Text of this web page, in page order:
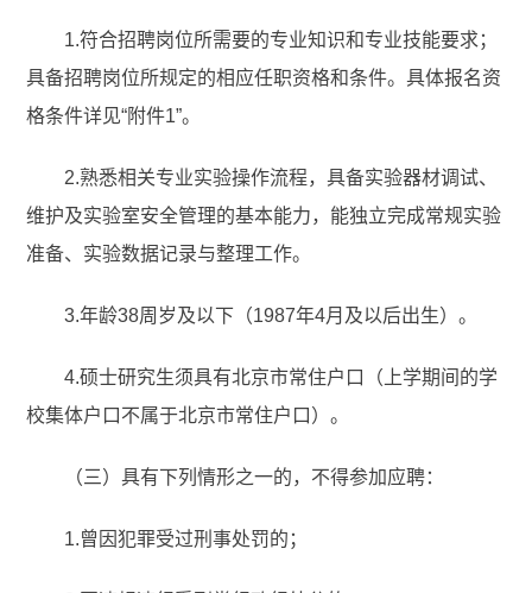
1.符合招聘岗位所需要的专业知识和专业技能要求；
具备招聘岗位所规定的相应任职资格和条件。具体报名资
格条件详见“附件1”。
2.熟悉相关专业实验操作流程，具备实验器材调试、
维护及实验室安全管理的基本能力，能独立完成常规实验
准备、实验数据记录与整理工作。
3.年龄38周岁及以下（1987年4月及以后出生）。
4.硕士研究生须具有北京市常住户口（上学期间的学
校集体户口不属于北京市常住户口）。
（三）具有下列情形之一的，不得参加应聘：
1.曾因犯罪受过刑事处罚的；